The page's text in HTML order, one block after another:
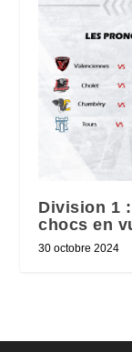
Division 1
chocs en
30 octobre 2024